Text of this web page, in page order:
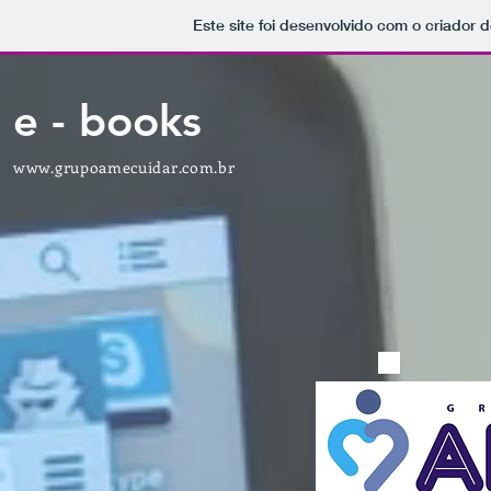
Este site foi desenvolvido com o criador
e - books
www.grupoamecuidar.com.br